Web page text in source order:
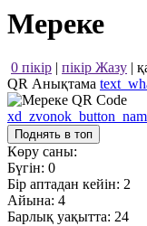
Мереке
0 пікір | пікір Жазу |
QR Анықтама
Поднять в топ
Көру саны:
Бүгін: 0
Бір аптадан кейін: 2
Айына: 4
Барлық уақытта: 24